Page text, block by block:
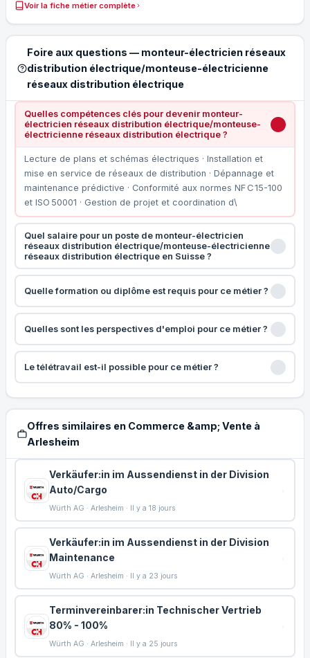
Voir la fiche métier complète
Foire aux questions — monteur-électricien réseaux
distribution électrique/monteuse-électricienne
réseaux distribution électrique
Quelles compétences clés pour devenir monteur-
électricien réseaux distribution électrique/monteuse-
électricienne réseaux distribution électrique ?
Lecture de plans et schémas électriques · Installation et
mise en service de réseaux de distribution · Dépannage et
maintenance prédictive · Conformité aux normes NF C 15-100
et ISO 50001 · Gestion de projet et coordination d\
Quel salaire pour un poste de monteur-électricien
réseaux distribution électrique/monteuse-électricienne
réseaux distribution électrique en Suisse ?
Quelle formation ou diplôme est requis pour ce métier ?
Quelles sont les perspectives d'emploi pour ce métier ?
Le télétravail est-il possible pour ce métier ?
Offres similaires en Commerce &amp; Vente à
Arlesheim
Verkäufer:in im Aussendienst in der Division
Auto/Cargo
Würth AG · Arlesheim · Il y a 18 jours
Verkäufer:in im Aussendienst in der Division
Maintenance
Würth AG · Arlesheim · Il y a 23 jours
Terminvereinbarer:in Technischer Vertrieb
80% - 100%
Würth AG · Arlesheim · Il y a 25 jours